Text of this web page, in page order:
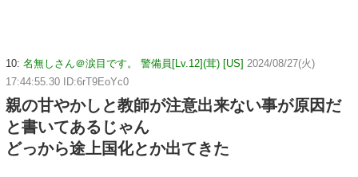
10: 名無しさん＠涙目です。 警備員[Lv.12](茸) [US] 2024/08/27(火)
17:44:55.30 ID:6rT9EoYc0
親の甘やかしと教師が注意出来ない事が原因だ
と書いてあるじゃん
どっから途上国化とか出てきた